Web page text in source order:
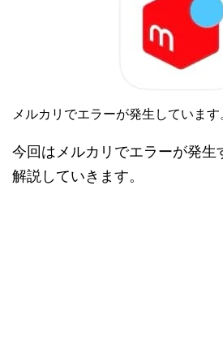
メルカリでエラーが発生しています
今回はメルカリでエラーが発生
解説していきます。